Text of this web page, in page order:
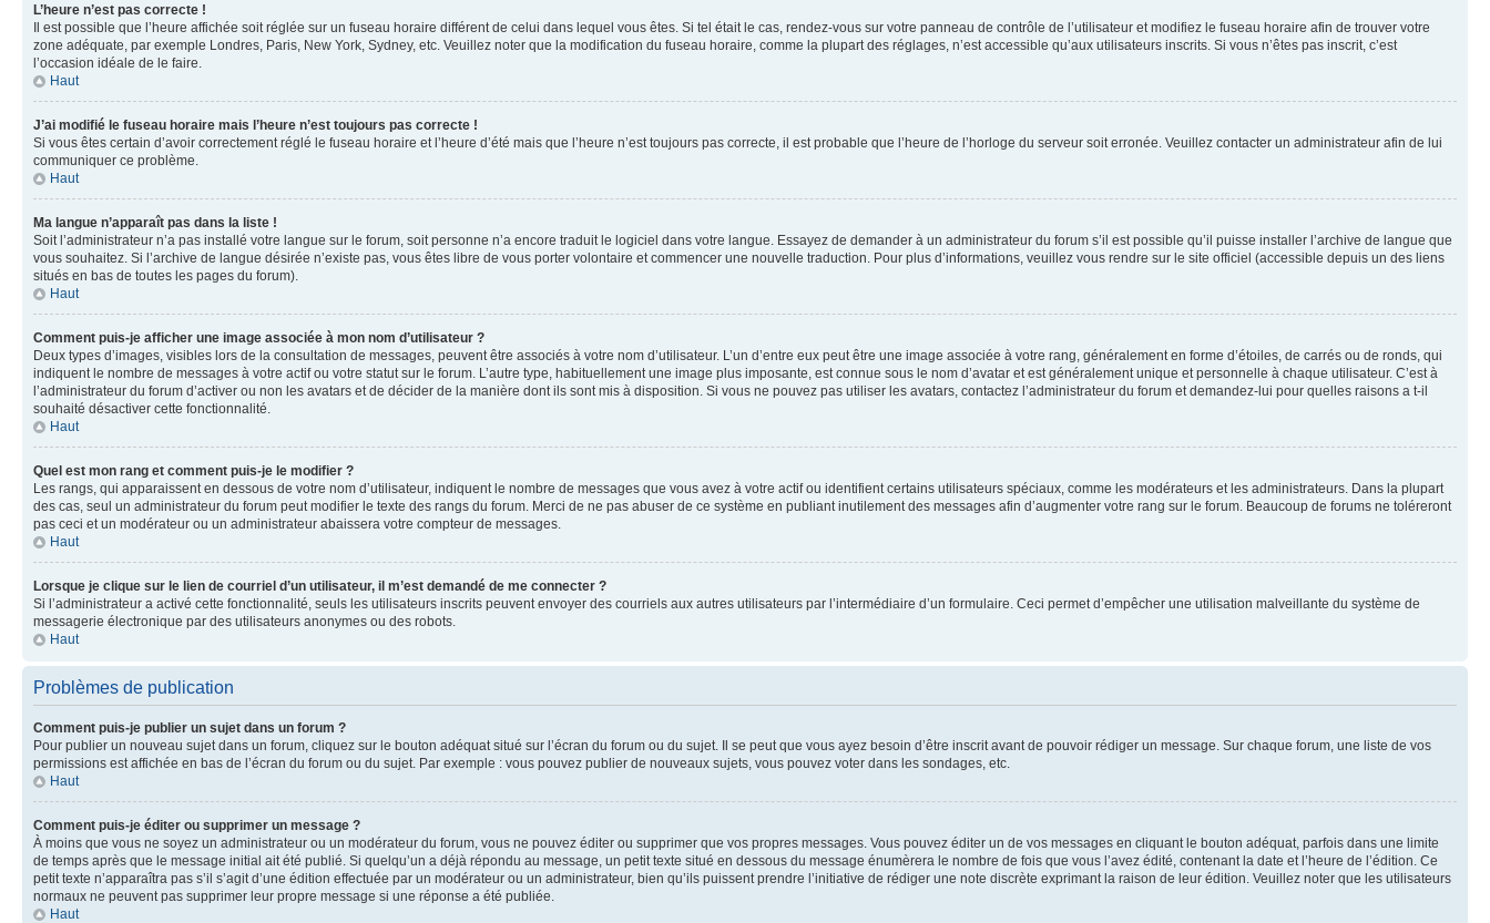
L’heure n’est pas correcte !
Il est possible que l’heure affichée soit réglée sur un fuseau horaire différent de celui dans lequel vous êtes. Si tel était le cas, rendez-vous sur votre panneau de contrôle de l’utilisateur et modifiez le fuseau horaire afin de trouver votre
zone adéquate, par exemple Londres, Paris, New York, Sydney, etc. Veuillez noter que la modification du fuseau horaire, comme la plupart des réglages, n’est accessible qu’aux utilisateurs inscrits. Si vous n’êtes pas inscrit, c’est
l’occasion idéale de le faire.
Haut
J’ai modifié le fuseau horaire mais l’heure n’est toujours pas correcte !
Si vous êtes certain d’avoir correctement réglé le fuseau horaire et l’heure d’été mais que l’heure n’est toujours pas correcte, il est probable que l’heure de l’horloge du serveur soit erronée. Veuillez contacter un administrateur afin de lui
communiquer ce problème.
Haut
Ma langue n’apparaît pas dans la liste !
Soit l’administrateur n’a pas installé votre langue sur le forum, soit personne n’a encore traduit le logiciel dans votre langue. Essayez de demander à un administrateur du forum s’il est possible qu’il puisse installer l’archive de langue que
vous souhaitez. Si l’archive de langue désirée n’existe pas, vous êtes libre de vous porter volontaire et commencer une nouvelle traduction. Pour plus d’informations, veuillez vous rendre sur le site officiel (accessible depuis un des liens
situés en bas de toutes les pages du forum).
Haut
Comment puis-je afficher une image associée à mon nom d’utilisateur ?
Deux types d’images, visibles lors de la consultation de messages, peuvent être associés à votre nom d’utilisateur. L’un d’entre eux peut être une image associée à votre rang, généralement en forme d’étoiles, de carrés ou de ronds, qui
indiquent le nombre de messages à votre actif ou votre statut sur le forum. L’autre type, habituellement une image plus imposante, est connue sous le nom d’avatar et est généralement unique et personnelle à chaque utilisateur. C’est à
l’administrateur du forum d’activer ou non les avatars et de décider de la manière dont ils sont mis à disposition. Si vous ne pouvez pas utiliser les avatars, contactez l’administrateur du forum et demandez-lui pour quelles raisons a t-il
souhaité désactiver cette fonctionnalité.
Haut
Quel est mon rang et comment puis-je le modifier ?
Les rangs, qui apparaissent en dessous de votre nom d’utilisateur, indiquent le nombre de messages que vous avez à votre actif ou identifient certains utilisateurs spéciaux, comme les modérateurs et les administrateurs. Dans la plupart
des cas, seul un administrateur du forum peut modifier le texte des rangs du forum. Merci de ne pas abuser de ce système en publiant inutilement des messages afin d’augmenter votre rang sur le forum. Beaucoup de forums ne toléreront
pas ceci et un modérateur ou un administrateur abaissera votre compteur de messages.
Haut
Lorsque je clique sur le lien de courriel d’un utilisateur, il m’est demandé de me connecter ?
Si l’administrateur a activé cette fonctionnalité, seuls les utilisateurs inscrits peuvent envoyer des courriels aux autres utilisateurs par l’intermédiaire d’un formulaire. Ceci permet d’empêcher une utilisation malveillante du système de
messagerie électronique par des utilisateurs anonymes ou des robots.
Haut
Problèmes de publication
Comment puis-je publier un sujet dans un forum ?
Pour publier un nouveau sujet dans un forum, cliquez sur le bouton adéquat situé sur l’écran du forum ou du sujet. Il se peut que vous ayez besoin d’être inscrit avant de pouvoir rédiger un message. Sur chaque forum, une liste de vos
permissions est affichée en bas de l’écran du forum ou du sujet. Par exemple : vous pouvez publier de nouveaux sujets, vous pouvez voter dans les sondages, etc.
Haut
Comment puis-je éditer ou supprimer un message ?
À moins que vous ne soyez un administrateur ou un modérateur du forum, vous ne pouvez éditer ou supprimer que vos propres messages. Vous pouvez éditer un de vos messages en cliquant le bouton adéquat, parfois dans une limite
de temps après que le message initial ait été publié. Si quelqu’un a déjà répondu au message, un petit texte situé en dessous du message énumèrera le nombre de fois que vous l’avez édité, contenant la date et l’heure de l’édition. Ce
petit texte n’apparaîtra pas s’il s’agit d’une édition effectuée par un modérateur ou un administrateur, bien qu’ils puissent prendre l’initiative de rédiger une note discrète exprimant la raison de leur édition. Veuillez noter que les utilisateurs
normaux ne peuvent pas supprimer leur propre message si une réponse a été publiée.
Haut